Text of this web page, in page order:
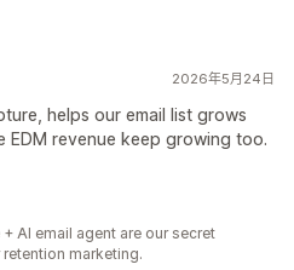
2026年5月24日
helps our email list grows
EDM revenue keep growing too.
AI email agent are our secret
marketing.